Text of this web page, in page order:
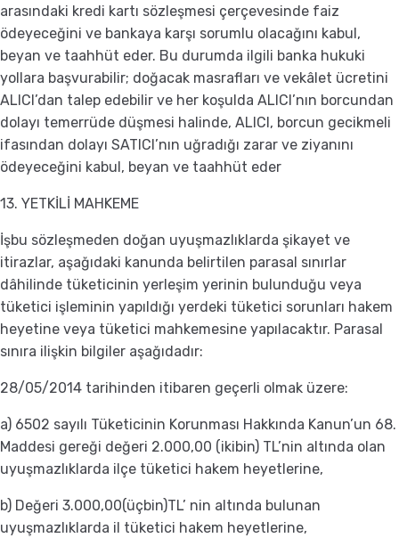
arasındaki kredi kartı sözleşmesi çerçevesinde faiz
ödeyeceğini ve bankaya karşı sorumlu olacağını kabul,
beyan ve taahhüt eder. Bu durumda ilgili banka hukuki
yollara başvurabilir; doğacak masrafları ve vekâlet ücretini
ALICI’dan talep edebilir ve her koşulda ALICI’nın borcundan
dolayı temerrüde düşmesi halinde, ALICI, borcun gecikmeli
ifasından dolayı SATICI’nın uğradığı zarar ve ziyanını
ödeyeceğini kabul, beyan ve taahhüt eder
13. YETKİLİ MAHKEME
İşbu sözleşmeden doğan uyuşmazlıklarda şikayet ve
itirazlar, aşağıdaki kanunda belirtilen parasal sınırlar
dâhilinde tüketicinin yerleşim yerinin bulunduğu veya
tüketici işleminin yapıldığı yerdeki tüketici sorunları hakem
heyetine veya tüketici mahkemesine yapılacaktır. Parasal
sınıra ilişkin bilgiler aşağıdadır:
28/05/2014 tarihinden itibaren geçerli olmak üzere:
a) 6502 sayılı Tüketicinin Korunması Hakkında Kanun’un 68.
Maddesi gereği değeri 2.000,00 (ikibin) TL’nin altında olan
uyuşmazlıklarda ilçe tüketici hakem heyetlerine,
b) Değeri 3.000,00(üçbin)TL’ nin altında bulunan
uyuşmazlıklarda il tüketici hakem heyetlerine,